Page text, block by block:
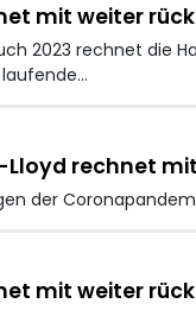
mit weiter
2023 rechnet die
rechnet
der
mit weiter